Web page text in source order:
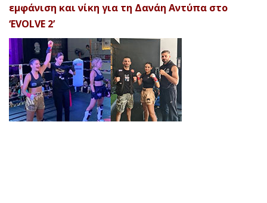
εμφάνιση και νίκη για τη Δανάη Αντύπα στο
‘EVOLVE 2’